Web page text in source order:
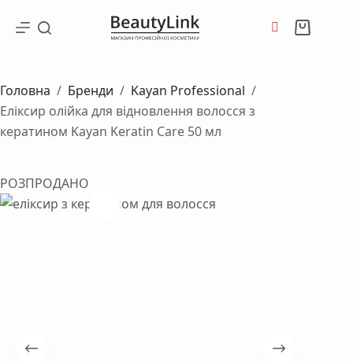
Кошик
Головна / Бренди / Kayan Professional /
Еліксир олійка для відновлення волосся з
кератином Kayan Keratin Care 50 мл
РОЗПРОДАНО